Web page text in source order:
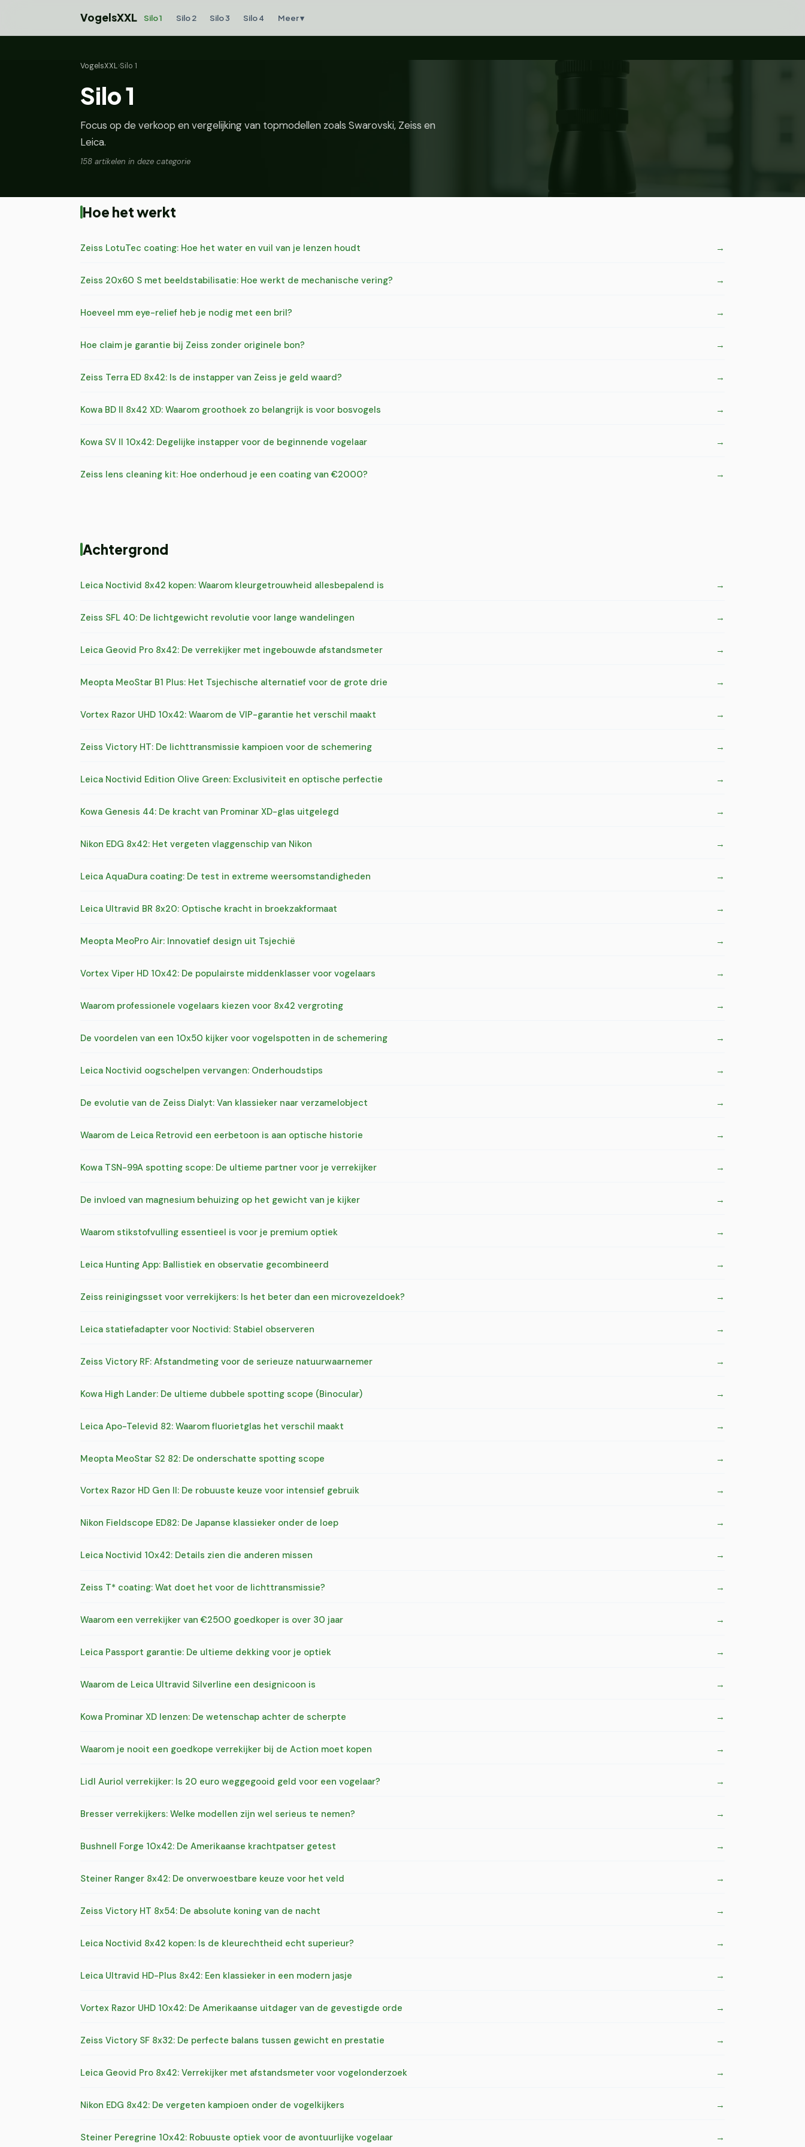
VogelsXXL Silo 1 Silo 2 Silo 3 Silo 4 Meer ▾
VogelsXXL›Silo 1
Silo 1
Focus op de verkoop en vergelijking van topmodellen zoals Swarovski, Zeiss en
Leica.
158 artikelen in deze categorie
Hoe het werkt
Zeiss LotuTec coating: Hoe het water en vuil van je lenzen houdt
Zeiss 20x60 S met beeldstabilisatie: Hoe werkt de mechanische vering?
Hoeveel mm eye-relief heb je nodig met een bril?
Hoe claim je garantie bij Zeiss zonder originele bon?
Zeiss Terra ED 8x42: Is de instapper van Zeiss je geld waard?
Kowa BD II 8x42 XD: Waarom groothoek zo belangrijk is voor bosvogels
Kowa SV II 10x42: Degelijke instapper voor de beginnende vogelaar
Zeiss lens cleaning kit: Hoe onderhoud je een coating van €2000?
Achtergrond
Leica Noctivid 8x42 kopen: Waarom kleurgetrouwheid allesbepalend is
Zeiss SFL 40: De lichtgewicht revolutie voor lange wandelingen
Leica Geovid Pro 8x42: De verrekijker met ingebouwde afstandsmeter
Meopta MeoStar B1 Plus: Het Tsjechische alternatief voor de grote drie
Vortex Razor UHD 10x42: Waarom de VIP-garantie het verschil maakt
Zeiss Victory HT: De lichttransmissie kampioen voor de schemering
Leica Noctivid Edition Olive Green: Exclusiviteit en optische perfectie
Kowa Genesis 44: De kracht van Prominar XD-glas uitgelegd
Nikon EDG 8x42: Het vergeten vlaggenschip van Nikon
Leica AquaDura coating: De test in extreme weersomstandigheden
Leica Ultravid BR 8x20: Optische kracht in broekzakformaat
Meopta MeoPro Air: Innovatief design uit Tsjechië
Vortex Viper HD 10x42: De populairste middenklasser voor vogelaars
Waarom professionele vogelaars kiezen voor 8x42 vergroting
De voordelen van een 10x50 kijker voor vogelspotten in de schemering
Leica Noctivid oogschelpen vervangen: Onderhoudstips
De evolutie van de Zeiss Dialyt: Van klassieker naar verzamelobject
Waarom de Leica Retrovid een eerbetoon is aan optische historie
Kowa TSN-99A spotting scope: De ultieme partner voor je verrekijker
De invloed van magnesium behuizing op het gewicht van je kijker
Waarom stikstofvulling essentieel is voor je premium optiek
Leica Hunting App: Ballistiek en observatie gecombineerd
Zeiss reinigingsset voor verrekijkers: Is het beter dan een microvezeldoek?
Leica statiefadapter voor Noctivid: Stabiel observeren
Zeiss Victory RF: Afstandmeting voor de serieuze natuurwaarnemer
Kowa High Lander: De ultieme dubbele spotting scope (Binocular)
Leica Apo-Televid 82: Waarom fluorietglas het verschil maakt
Meopta MeoStar S2 82: De onderschatte spotting scope
Vortex Razor HD Gen II: De robuuste keuze voor intensief gebruik
Nikon Fieldscope ED82: De Japanse klassieker onder de loep
Leica Noctivid 10x42: Details zien die anderen missen
Zeiss T* coating: Wat doet het voor de lichttransmissie?
Waarom een verrekijker van €2500 goedkoper is over 30 jaar
Leica Passport garantie: De ultieme dekking voor je optiek
Waarom de Leica Ultravid Silverline een designicoon is
Kowa Prominar XD lenzen: De wetenschap achter de scherpte
Waarom je nooit een goedkope verrekijker bij de Action moet kopen
Lidl Auriol verrekijker: Is 20 euro weggegooid geld voor een vogelaar?
Bresser verrekijkers: Welke modellen zijn wel serieus te nemen?
Bushnell Forge 10x42: De Amerikaanse krachtpatser getest
Steiner Ranger 8x42: De onverwoestbare keuze voor het veld
Zeiss Victory HT 8x54: De absolute koning van de nacht
Leica Noctivid 8x42 kopen: Is de kleurechtheid echt superieur?
Leica Ultravid HD-Plus 8x42: Een klassieker in een modern jasje
Vortex Razor UHD 10x42: De Amerikaanse uitdager van de gevestigde orde
Zeiss Victory SF 8x32: De perfecte balans tussen gewicht en prestatie
Leica Geovid Pro 8x42: Verrekijker met afstandsmeter voor vogelonderzoek
Nikon EDG 8x42: De vergeten kampioen onder de vogelkijkers
Steiner Peregrine 10x42: Robuuste optiek voor de avontuurlijke vogelaar